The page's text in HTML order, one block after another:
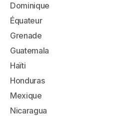
Dominique
Équateur
Grenade
Guatemala
Haïti
Honduras
Mexique
Nicaragua